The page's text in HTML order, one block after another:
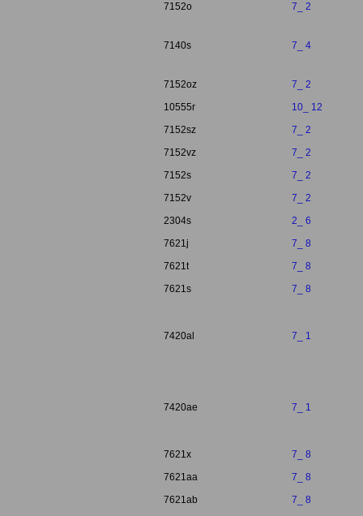
7152o
7_ 2
7140s 7_ 4
7152oz
7_ 2
10555r
10_ 12
7152sz
7_ 2
7152vz
7_ 2
7152s
7_ 2
7152v
7_ 2
2304s
2_ 6
7621j
7_ 8
7621t
7_ 8
7621s
7_ 8
7420al 7_ 1
7420ae 7_ 1
7621x
7_ 8
7621aa
7_ 8
7621ab
7_ 8